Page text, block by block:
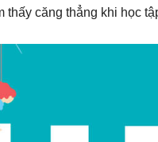
thấy căng thẳng khi học